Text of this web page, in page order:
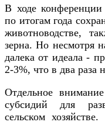
В ходе
по итогам года
животноводстве,
зерна. Но несмотря
далека от идеала -
2-3%, что в два
Отдельное
субсидий для
сельском